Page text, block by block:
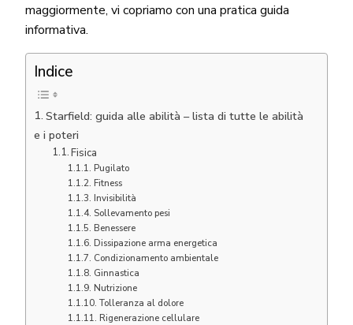
maggiormente, vi copriamo con una pratica guida
informativa.
Indice
Starfield: guida alle abilità – lista di tutte le abilità
e i poteri
Fisica
Pugilato
Fitness
Invisibilità
Sollevamento pesi
Benessere
Dissipazione arma energetica
Condizionamento ambientale
Ginnastica
Nutrizione
Tolleranza al dolore
Rigenerazione cellulare